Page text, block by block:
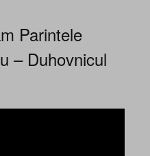
Parintele
– Duhovnicul